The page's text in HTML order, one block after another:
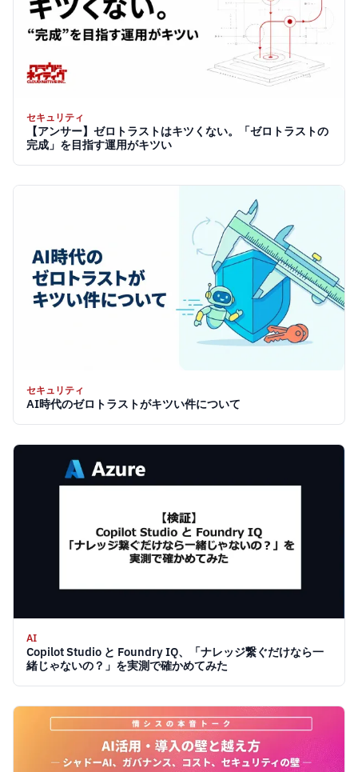
セキュリティ
【アンサー】ゼロトラストはキツくない。「ゼロトラストの
完成」を目指す運用がキツい
セキュリティ
AI時代のゼロトラストがキツい件について
AI
Copilot Studio と Foundry IQ、「ナレッジ繋ぐだけなら一
緒じゃないの？」を実測で確かめてみた